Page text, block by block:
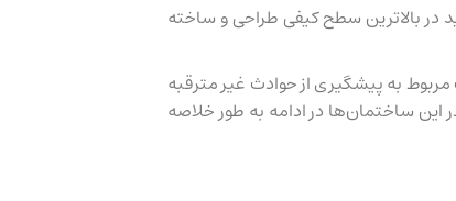
در بالاترین سطح کیفی طراحی و ساخته
مربوط به پیشگیری از حوادث غیر مترقبه
این ساختمان‌ها در ادامه به طور خلاصه